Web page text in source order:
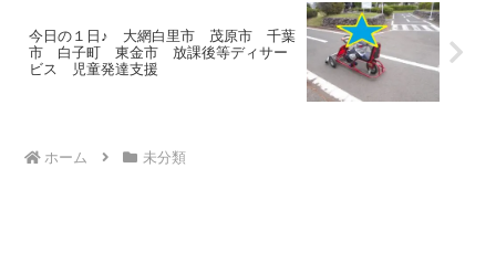
今日の１日♪ 大網白里市 茂原市 千葉
市 白子町 東金市 放課後等ディサー
ビス 児童発達支援
ホーム 未分類